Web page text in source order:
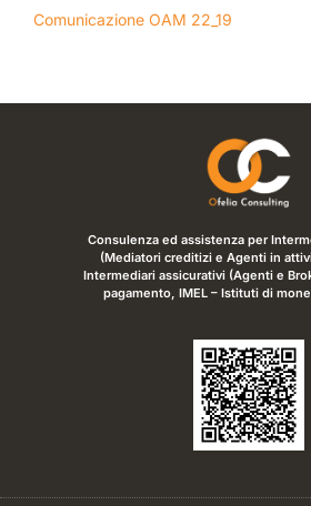
Comunicazione OAM 22_19
Consulenza ed assistenza per
(Mediatori creditizi e Agenti in
Intermediari assicurativi (Agenti e
pagamento, IMEL – Istituti di